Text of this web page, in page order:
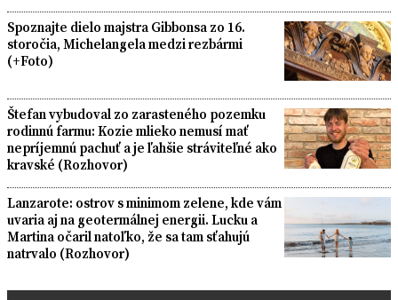
Spoznajte dielo majstra Gibbonsa zo 16.
storočia, Michelangela medzi rezbármi
(+Foto)
Štefan vybudoval zo zarasteného pozemku
rodinnú farmu: Kozie mlieko nemusí mať
nepríjemnú pachuť a je ľahšie stráviteľné ako
kravské (Rozhovor)
Lanzarote: ostrov s minimom zelene, kde vám
uvaria aj na geotermálnej energii. Lucku a
Martina očaril natoľko, že sa tam sťahujú
natrvalo (Rozhovor)